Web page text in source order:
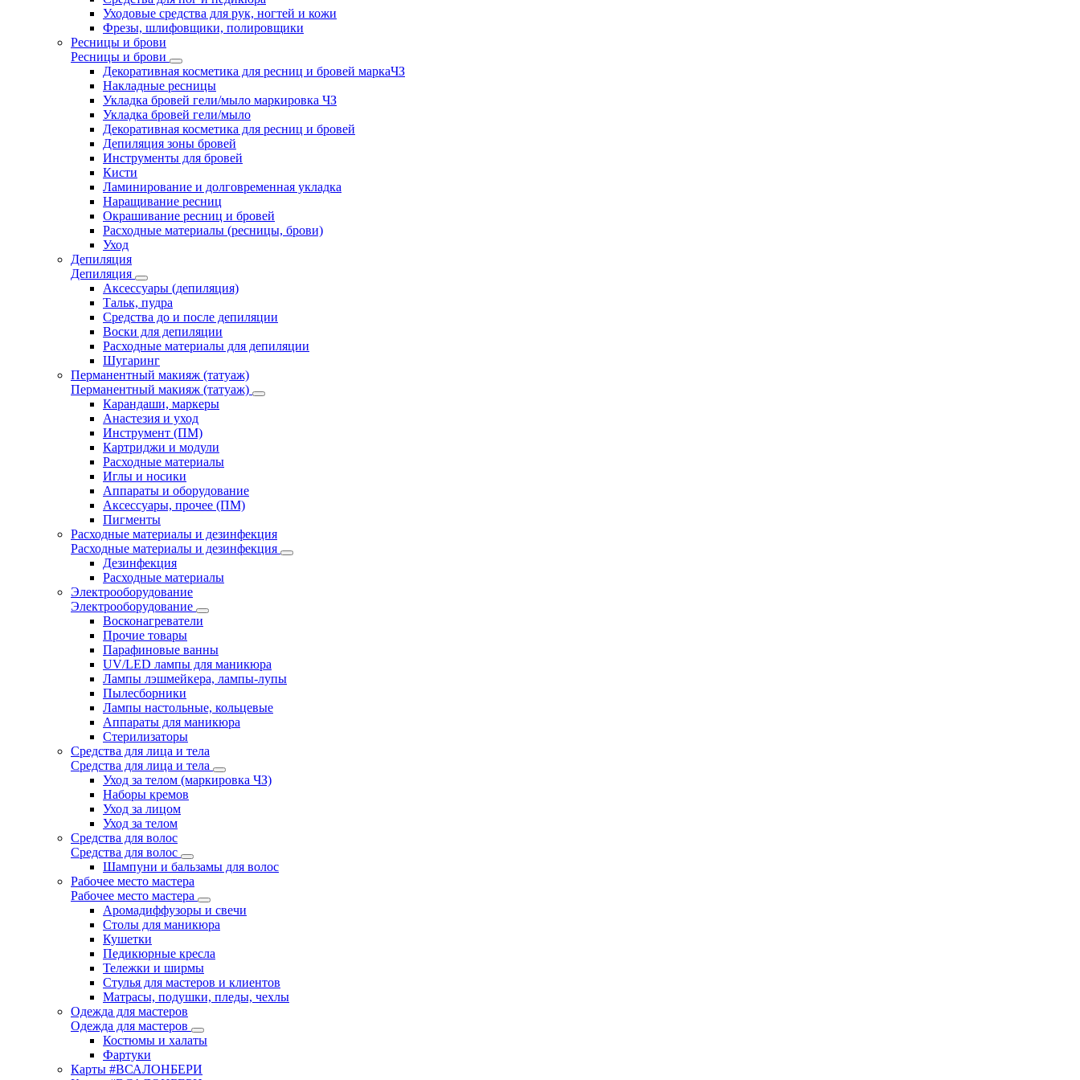
Уходовые средства для рук, ногтей и кожи
Фрезы, шлифовщики, полировщики
Ресницы и брови
Ресницы и брови
Декоративная косметика для ресниц и бровей маркаЧЗ
Накладные ресницы
Укладка бровей гели/мыло маркировка ЧЗ
Укладка бровей гели/мыло
Декоративная косметика для ресниц и бровей
Депиляция зоны бровей
Инструменты для бровей
Кисти
Ламинирование и долговременная укладка
Наращивание ресниц
Окрашивание ресниц и бровей
Расходные материалы (ресницы, брови)
Уход
Депиляция
Депиляция
Аксессуары (депиляция)
Тальк, пудра
Средства до и после депиляции
Воски для депиляции
Расходные материалы для депиляции
Шугаринг
Перманентный макияж (татуаж)
Перманентный макияж (татуаж)
Карандаши, маркеры
Анастезия и уход
Инструмент (ПМ)
Картриджи и модули
Расходные материалы
Иглы и носики
Аппараты и оборудование
Аксессуары, прочее (ПМ)
Пигменты
Расходные материалы и дезинфекция
Расходные материалы и дезинфекция
Дезинфекция
Расходные материалы
Электрооборудование
Электрооборудование
Восконагреватели
Прочие товары
Парафиновые ванны
UV/LED лампы для маникюра
Лампы лэшмейкера, лампы-лупы
Пылесборники
Лампы настольные, кольцевые
Аппараты для маникюра
Стерилизаторы
Средства для лица и тела
Средства для лица и тела
Уход за телом (маркировка ЧЗ)
Наборы кремов
Уход за лицом
Уход за телом
Средства для волос
Средства для волос
Шампуни и бальзамы для волос
Рабочее место мастера
Рабочее место мастера
Аромадиффузоры и свечи
Столы для маникюра
Кушетки
Педикюрные кресла
Тележки и ширмы
Стулья для мастеров и клиентов
Матрасы, подушки, пледы, чехлы
Одежда для мастеров
Одежда для мастеров
Костюмы и халаты
Фартуки
Карты #ВСАЛОНБЕРИ